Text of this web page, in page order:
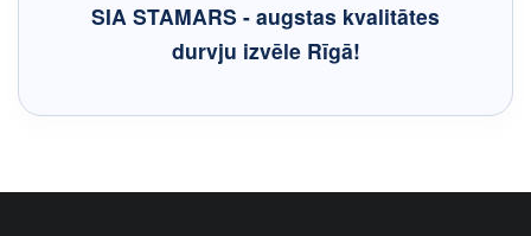
SIA STAMARS - augstas kvalitātes
durvju izvēle Rīgā!